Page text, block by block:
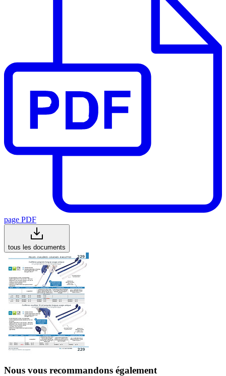
page PDF
tous les documents
Nous vous recommandons également